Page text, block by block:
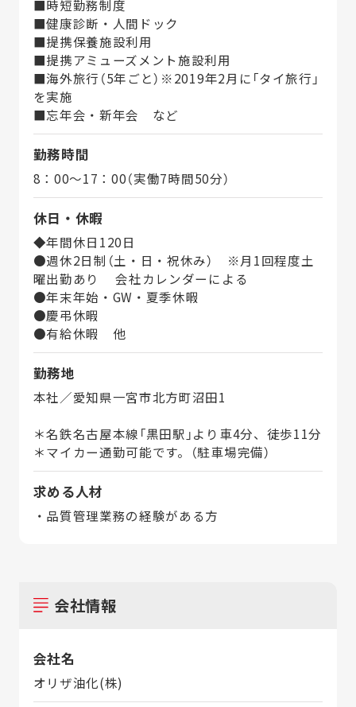
■時短勤務制度
■健康診断・人間ドック
■提携保養施設利用
■提携アミューズメント施設利用
■海外旅行（5年ごと）※2019年2月に「タイ旅行」
を実施
■忘年会・新年会 など
勤務時間
8：00～17：00（実働7時間50分）
休日・休暇
◆年間休日120日
●週休2日制（土・日・祝休み） ※月1回程度土
曜出勤あり 会社カレンダーによる
●年末年始・GW・夏季休暇
●慶弔休暇
●有給休暇 他
勤務地
本社／愛知県一宮市北方町沼田1
＊名鉄名古屋本線「黒田駅」より車4分、徒歩11分
＊マイカー通勤可能です。（駐車場完備）
求める人材
・品質管理業務の経験がある方
会社情報
会社名
オリザ油化(株)